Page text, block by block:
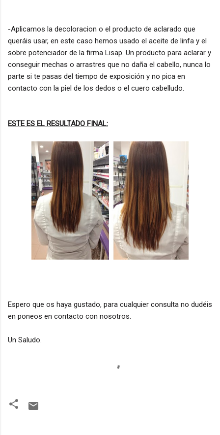
-Aplicamos la decoloracion o el producto de aclarado que
queráis usar, en este caso hemos usado el aceite de linfa y el
sobre potenciador de la firma Lisap. Un producto para aclarar y
conseguir mechas o arrastres que no daña el cabello, nunca lo
parte si te pasas del tiempo de exposición y no pica en
contacto con la piel de los dedos o el cuero cabelludo.
ESTE ES EL RESULTADO FINAL:
Espero que os haya gustado, para cualquier consulta no dudéis
en poneos en contacto con nosotros.
Un Saludo.